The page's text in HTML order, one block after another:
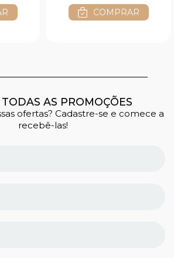
COMPRAR
AS PROMOÇÕES
ofertas? Cadastre-se e comece a
recebê-las!